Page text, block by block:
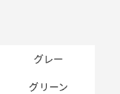
グレー
グリーン